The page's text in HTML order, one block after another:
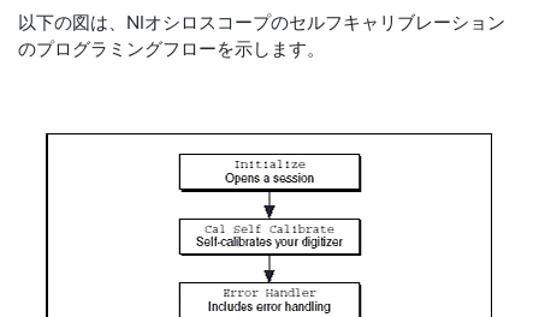
以下の図は、NIオシロスコープのセルフキャリブレーション
のプログラミングフローを示します。